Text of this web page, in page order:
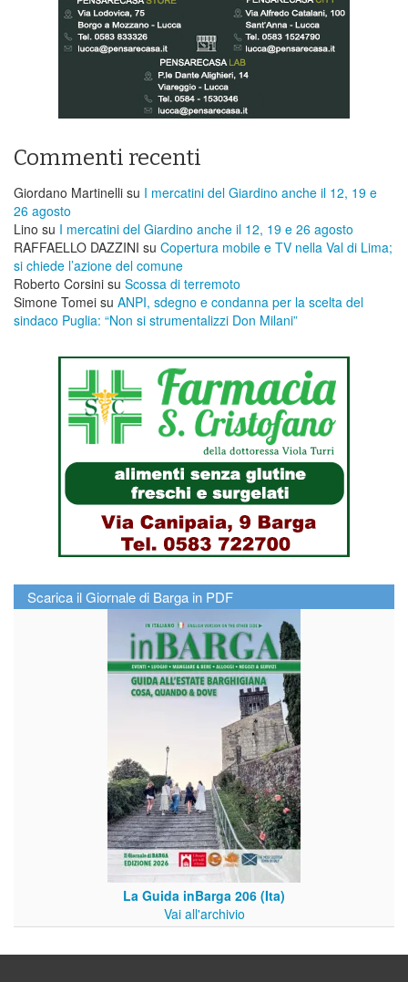
Commenti recenti
Giordano Martinelli su I mercatini del Giardino anche il 12, 19 e
26 agosto
Lino su I mercatini del Giardino anche il 12, 19 e 26 agosto
RAFFAELLO DAZZINI su ​Copertura mobile e TV nella Val di Lima;
si chiede l’azione del comune
Roberto Corsini su Scossa di terremoto
Simone Tomei su ANPI, sdegno e condanna per la scelta del
sindaco Puglia: “Non si strumentalizzi Don Milani”
Scarica il Giornale di Barga in PDF
La Guida inBarga 206 (Ita)
Vai all'archivio